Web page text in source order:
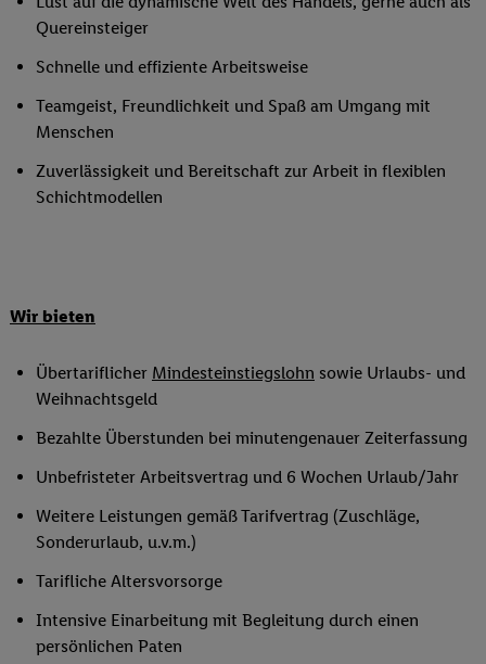
Quereinsteiger
Schnelle und effiziente Arbeitsweise
Teamgeist, Freundlichkeit und Spaß am Umgang mit
Menschen
Zuverlässigkeit und Bereitschaft zur Arbeit in flexiblen
Schichtmodellen
Wir bieten
Übertariflicher Mindesteinstiegslohn sowie Urlaubs- und
Weihnachtsgeld
Bezahlte Überstunden bei minutengenauer Zeiterfassung
Unbefristeter Arbeitsvertrag und 6 Wochen Urlaub/Jahr
Weitere Leistungen gemäß Tarifvertrag (Zuschläge,
Sonderurlaub, u.v.m.)
Tarifliche Altersvorsorge
Intensive Einarbeitung mit Begleitung durch einen
persönlichen Paten